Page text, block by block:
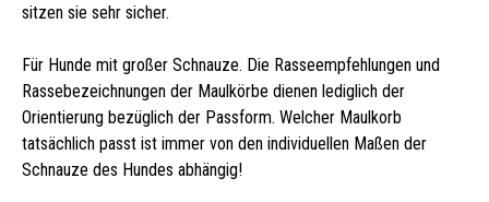
sitzen sie sehr sicher.
Für Hunde mit großer Schnauze. Die Rasseempfehlungen und
Rassebezeichnungen der Maulkörbe dienen lediglich der
Orientierung bezüglich der Passform. Welcher Maulkorb
tatsächlich passt ist immer von den individuellen Maßen der
Schnauze des Hundes abhängig!